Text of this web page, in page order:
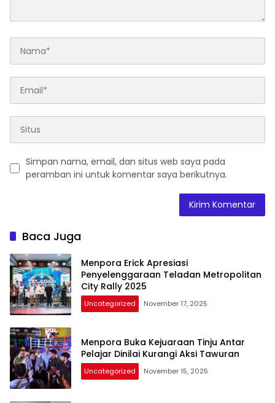
Simpan nama, email, dan situs web saya pada
peramban ini untuk komentar saya berikutnya.
Baca Juga
Menpora Erick Apresiasi
Penyelenggaraan Teladan Metropolitan
City Rally 2025
Uncategorized November 17, 2025
Menpora Buka Kejuaraan Tinju Antar
Pelajar Dinilai Kurangi Aksi Tawuran
Uncategorized November 15, 2025